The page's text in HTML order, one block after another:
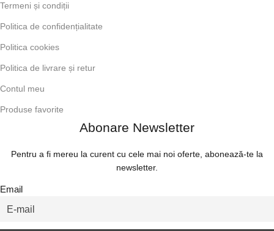
Termeni și condiții
Politica de confidențialitate
Politica cookies
Politica de livrare și retur
Contul meu
Produse favorite
Abonare Newsletter
Pentru a fi mereu la curent cu cele mai noi oferte, abonează-te la
newsletter.
Email